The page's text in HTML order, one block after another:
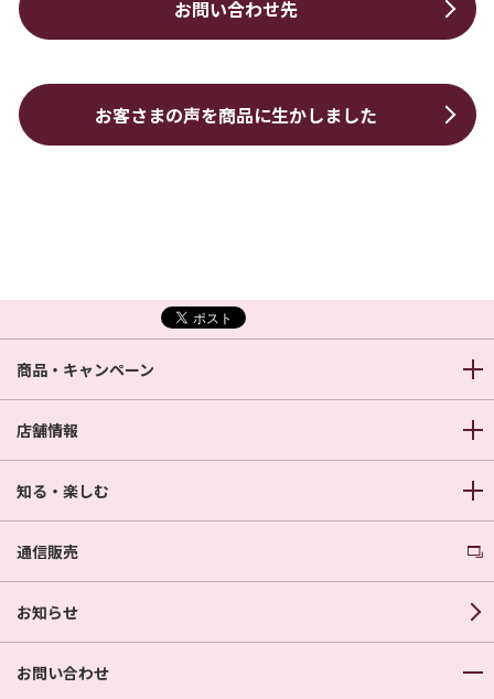
お問い合わせ先
お客さまの声を商品に生かしました
商品・キャンペーン
店舗情報
知る・楽しむ
通信販売
お知らせ
お問い合わせ